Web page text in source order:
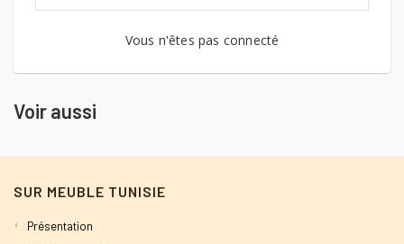
Vous n'êtes pas connecté
Voir aussi
SUR MEUBLE TUNISIE
Présentation